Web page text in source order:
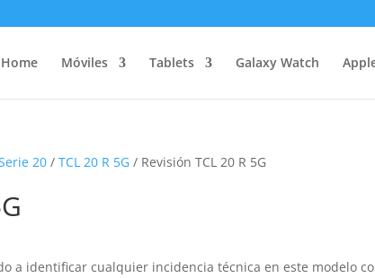
Home Móviles Tablets Galaxy Watch
20 /TCL 20 R 5G / Revisión TCL 20 R 5G
a identificar cualquier incidencia técnica en este modelo